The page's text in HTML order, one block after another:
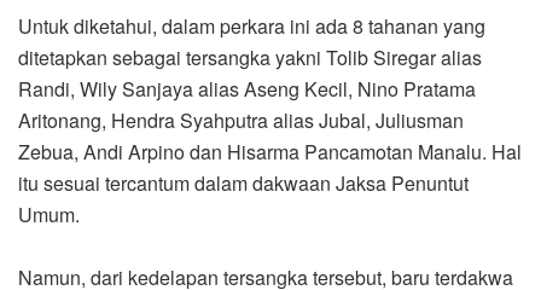
Untuk diketahui, dalam perkara ini ada 8 tahanan yang
ditetapkan sebagai tersangka yakni Tolib Siregar alias
Randi, Wily Sanjaya alias Aseng Kecil, Nino Pratama
Aritonang, Hendra Syahputra alias Jubal, Juliusman
Zebua, Andi Arpino dan Hisarma Pancamotan Manalu. Hal
itu sesuai tercantum dalam dakwaan Jaksa Penuntut
Umum.
Namun, dari kedelapan tersangka tersebut, baru terdakwa